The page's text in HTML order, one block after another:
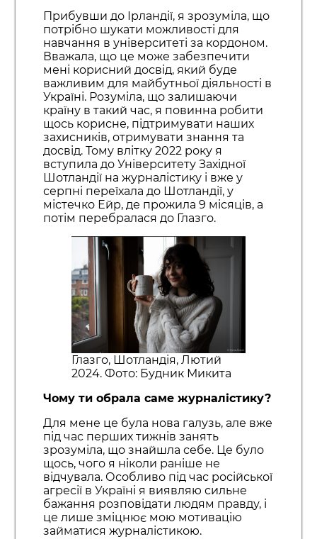
Прибувши до Ірландії, я зрозуміла, що
потрібно шукати можливості для
навчання в університеті за кордоном.
Вважала, що це може забезпечити
мені корисний досвід, який буде
важливим для майбутньої діяльності в
Україні. Розуміла, що залишаючи
країну в такий час, я повинна робити
щось корисне, підтримувати наших
захисників, отримувати знання та
досвід. Тому влітку 2022 року я
вступила до Університету Західної
Шотландії на журналістику і вже у
серпні переїхала до Шотландії, у
містечко Ейр, де прожила 9 місяців, а
потім перебралася до Глазго.
Глазго, Шотландія, Лютий
2024. Фото: Будник Микита
Чому ти обрала саме журналістику?
Для мене це була нова галузь, але вже
під час перших тижнів занять
зрозуміла, що знайшла себе. Це було
щось, чого я ніколи раніше не
відчувала. Особливо під час російської
агресії в Україні я виявляю сильне
бажання розповідати людям правду, і
це лише зміцнює мою мотивацію
займатися журналістикою.